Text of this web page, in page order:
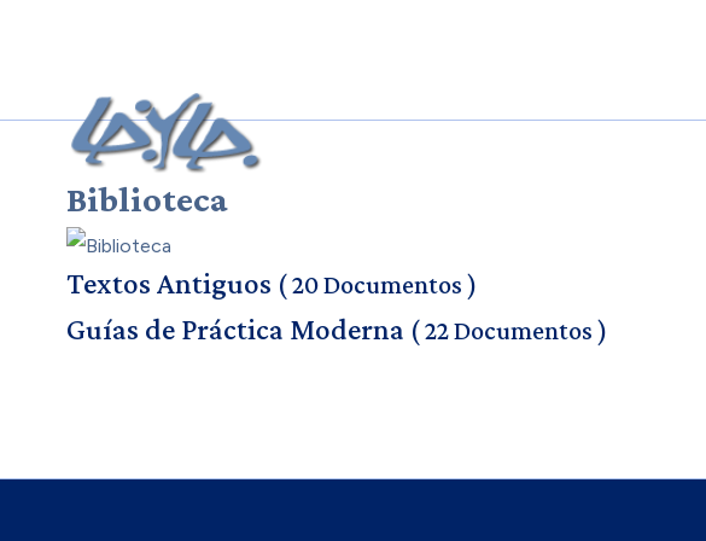
Biblioteca
Textos Antiguos ( 20 Documentos )
Guías de Práctica Moderna ( 22 Documentos )